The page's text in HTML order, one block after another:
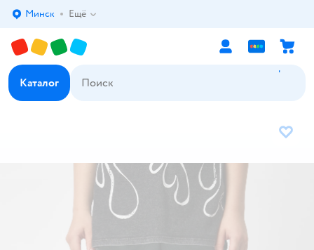
Выбор адреса доставки.
Минск Ещё
Каталог
В